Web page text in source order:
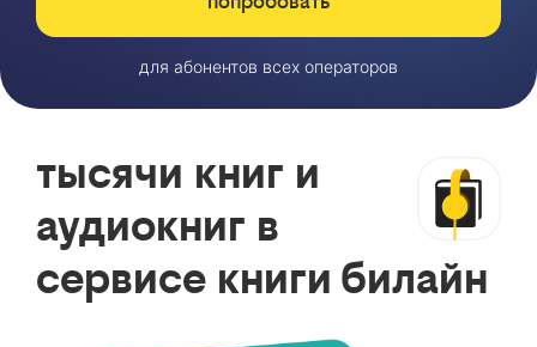
для абонентов всех операторов
тысячи книг и
аудиокниг в
сервисе книги билайн